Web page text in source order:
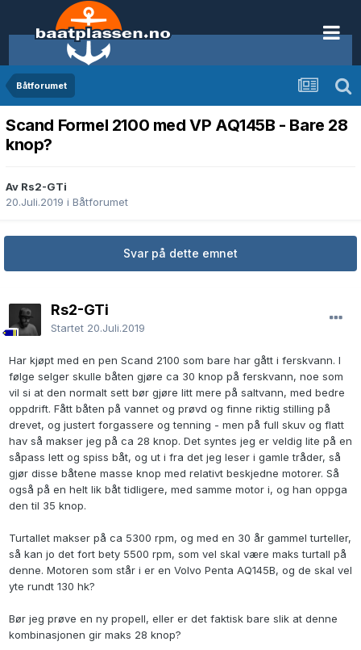
Båtforumet
Scand Formel 2100 med VP AQ145B - Bare 28
knop?
Av Rs2-GTi
20.Juli.2019 i Båtforumet
Svar på dette emnet
Rs2-GTi
Startet 20.Juli.2019
Har kjøpt med en pen Scand 2100 som bare har gått i ferskvann. I
følge selger skulle båten gjøre ca 30 knop på ferskvann, noe som
vil si at den normalt sett bør gjøre litt mere på saltvann, med bedre
oppdrift. Fått båten på vannet og prøvd og finne riktig stilling på
drevet, og justert forgassere og tenning - men på full skuv og flatt
hav så makser jeg på ca 28 knop. Det syntes jeg er veldig lite på en
såpass lett og spiss båt, og ut i fra det jeg leser i gamle tråder, så
gjør disse båtene masse knop med relativt beskjedne motorer. Så
også på en helt lik båt tidligere, med samme motor i, og han oppga
den til 35 knop.
Turtallet makser på ca 5300 rpm, og med en 30 år gammel turteller,
så kan jo det fort bety 5500 rpm, som vel skal være maks turtall på
denne. Motoren som står i er en Volvo Penta AQ145B, og de skal vel
yte rundt 130 hk?
Bør jeg prøve en ny propell, eller er det faktisk bare slik at denne
kombinasjonen gir maks 28 knop?